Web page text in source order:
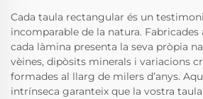
Cada taula rectangular és un
incomparable de la natura.
cada làmina presenta la seva pròpia
vèines, dipòsits minerals i variacions
formades al llarg de milers d’anys.
intrínseca garanteix que la vostra